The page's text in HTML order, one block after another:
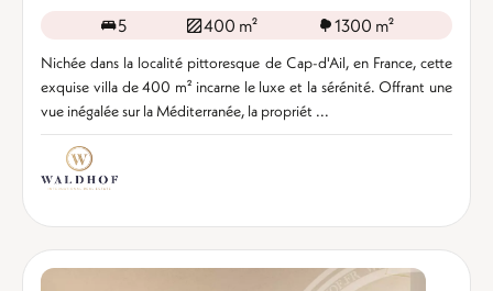
5 400 m² 1300 m²
Nichée dans la localité pittoresque de Cap-d'Ail, en France, cette
exquise villa de 400 m² incarne le luxe et la sérénité. Offrant une
vue inégalée sur la Méditerranée, la propriét ...